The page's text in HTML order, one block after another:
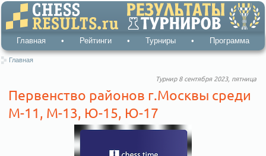
Главная • Рейтинги • Турниры • Программа
Главная
Турнир 8 сентября 2023, пятница
Первенство районов г.Москвы среди
М-11, М-13, Ю-15, Ю-17